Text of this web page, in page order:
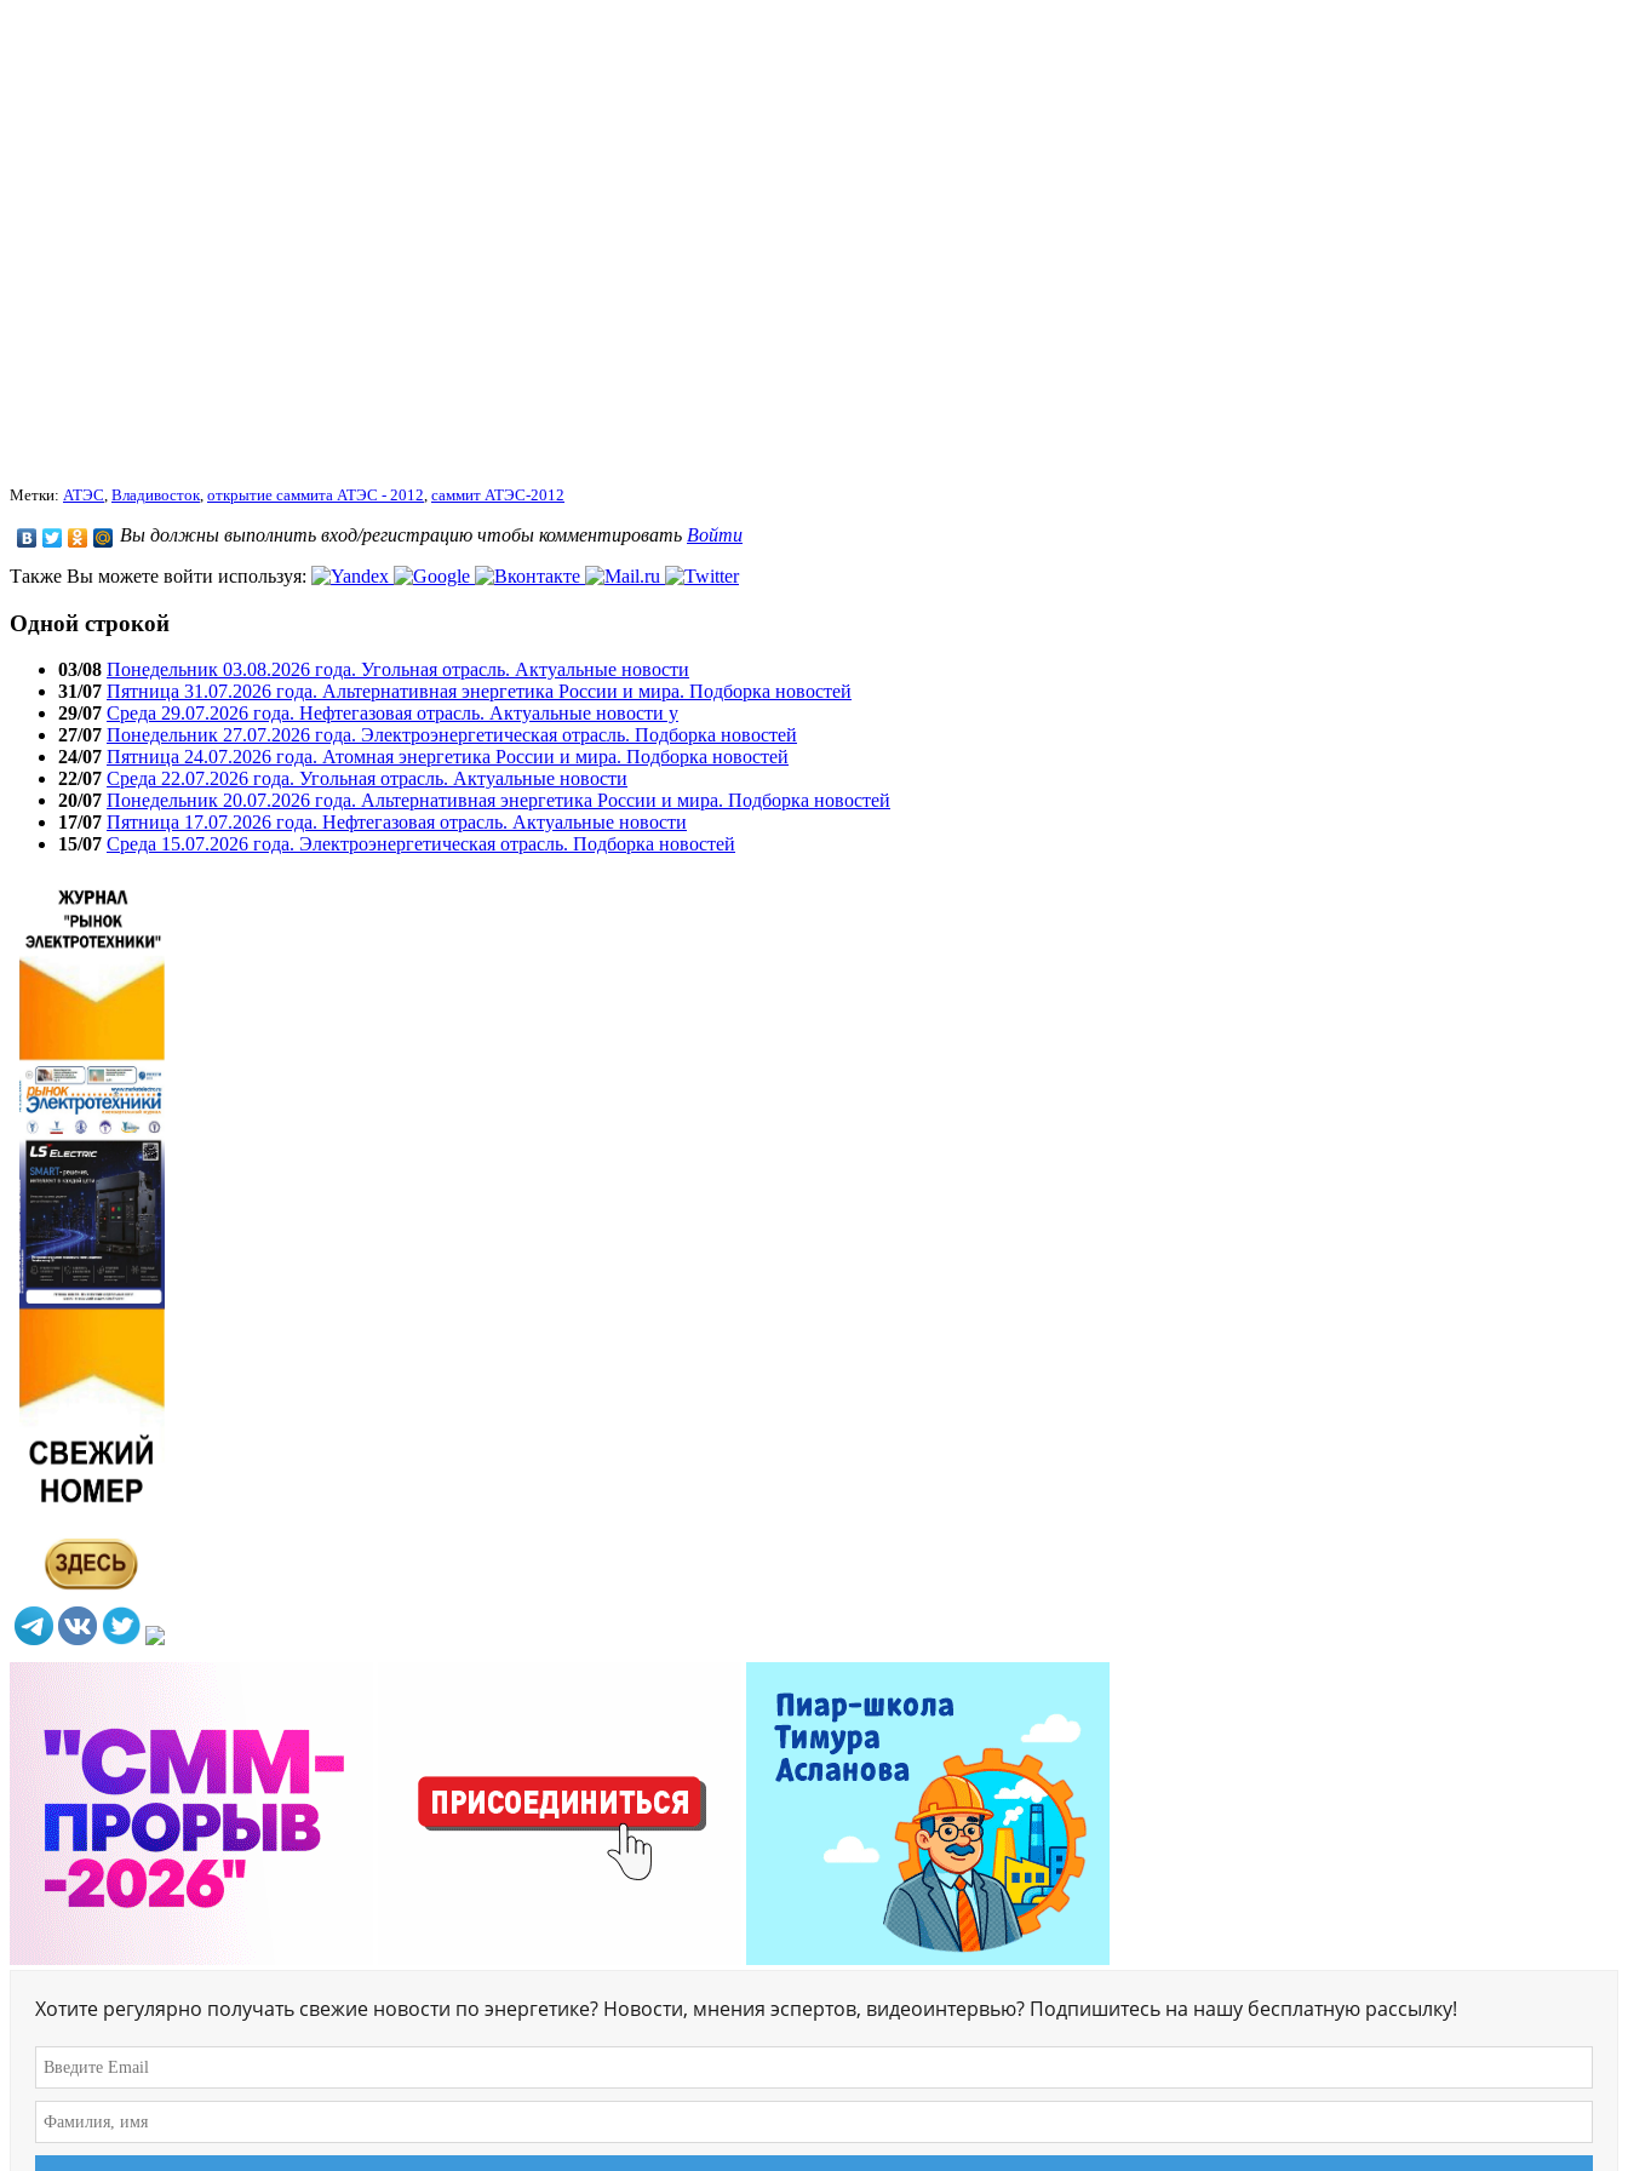
Метки: АТЭС, Владивосток, открытие саммита АТЭС - 2012, саммит АТЭС-2012
Вы должны выполнить вход/регистрацию чтобы комментировать Войти
Также Вы можете войти используя:
Одной строкой
03/08 Понедельник 03.08.2026 года. Угольная отрасль. Актуальные новости
31/07 Пятница 31.07.2026 года. Альтернативная энергетика России и мира. Подборка новостей
29/07 Среда 29.07.2026 года. Нефтегазовая отрасль. Актуальные новости у
27/07 Понедельник 27.07.2026 года. Электроэнергетическая отрасль. Подборка новостей
24/07 Пятница 24.07.2026 года. Атомная энергетика России и мира. Подборка новостей
22/07 Среда 22.07.2026 года. Угольная отрасль. Актуальные новости
20/07 Понедельник 20.07.2026 года. Альтернативная энергетика России и мира. Подборка новостей
17/07 Пятница 17.07.2026 года. Нефтегазовая отрасль. Актуальные новости
15/07 Среда 15.07.2026 года. Электроэнергетическая отрасль. Подборка новостей
Хотите регулярно получать свежие новости по энергетике? Новости, мнения эспертов, видеоинтервью? Подпишитесь на нашу бесплатную рассылку!